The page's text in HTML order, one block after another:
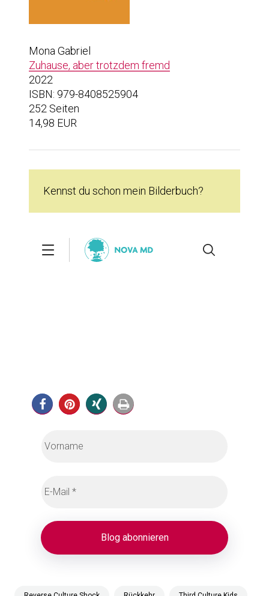
Mona Gabriel
Zuhause, aber trotzdem fremd
2022
ISBN: 979-8408525904
252 Seiten
14,98 EUR
Kennst du schon mein Bilderbuch?